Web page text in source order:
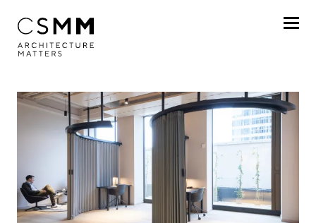
Profil
Leistungen
Journal